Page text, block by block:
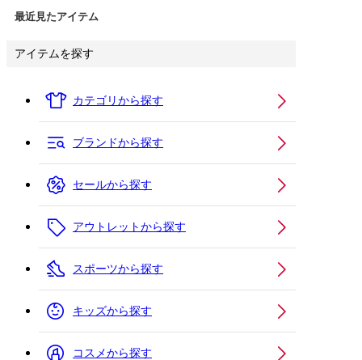
最近見たアイテム
アイテムを探す
カテゴリから探す
ブランドから探す
セールから探す
アウトレットから探す
スポーツから探す
キッズから探す
コスメから探す